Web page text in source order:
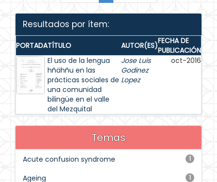
Resultados por ítem:
PORTADATÍTULO AUTOR(ES)FECHA DE
PUBLICACIÓN
El uso de la lengua
hñähñu en las
prácticas sociales de
una comunidad
bilingüe en el valle
del Mezquital
Jose Luis
Godinez
Lopez
oct-2016
Temas
1
Acute confusion syndrome
1
Ageing